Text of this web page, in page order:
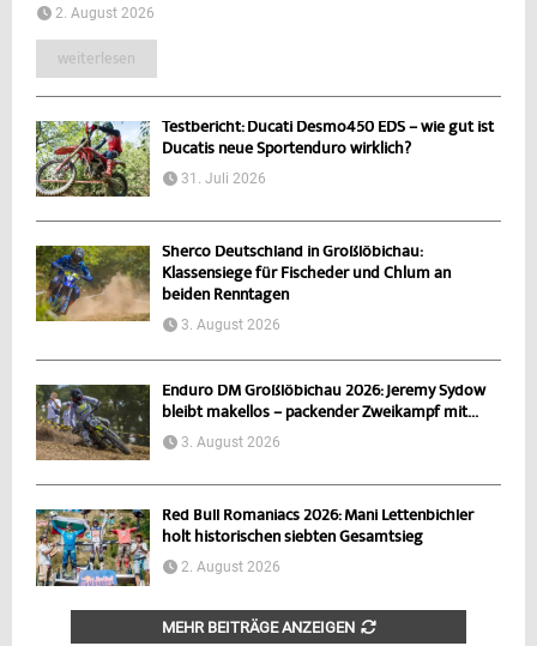
2. August 2026
weiterlesen
Testbericht: Ducati Desmo450 EDS – wie gut ist
Ducatis neue Sportenduro wirklich?
31. Juli 2026
Sherco Deutschland in Großlöbichau:
Klassensiege für Fischeder und Chlum an
beiden Renntagen
3. August 2026
Enduro DM Großlöbichau 2026: Jeremy Sydow
bleibt makellos – packender Zweikampf mit...
3. August 2026
Red Bull Romaniacs 2026: Mani Lettenbichler
holt historischen siebten Gesamtsieg
2. August 2026
MEHR BEITRÄGE ANZEIGEN